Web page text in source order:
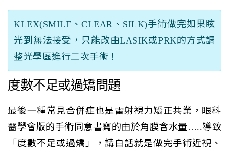
KLEX(SMILE、CLEAR、SILK)手術做完如果眩
光到無法接受，只能改由LASIK或PRK的方式調
整光學區進行二次手術！
度數不足或過矯問題
最後一種常見合併症也是雷射視力矯正共業，眼科
醫學會版的手術同意書寫的由於角膜含水量…..導致
「度數不足或過矯」，講白話就是做完手術近視、